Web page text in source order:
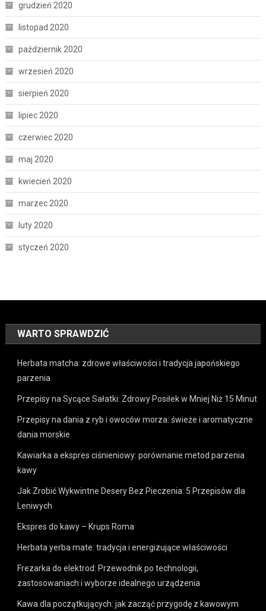
grudzień 2020
listopad 2020
październik 2020
wrzesień 2020
sierpień 2020
lipiec 2020
czerwiec 2020
maj 2020
kwiecień 2020
marzec 2020
luty 2020
styczeń 2020
WARTO SPRAWDZIĆ
Herbata matcha: zdrowe właściwości i tradycja japońskiego
parzenia
Przepisy na Sycące Sałatki: Zdrowy Posiłek w Mniej Niż 15 Minut
Przepisy na dania z ryb i owoców morza: świeże i aromatyczne
dania morskie
Kawiarka a ekspres ciśnieniowy: porównanie metod parzenia
kawy
Jak Zrobić Wykwintne Desery Bez Pieczenia: 5 Przepisów dla
Leniwych
Ekspres do kawy – Krups Roma
Herbata yerba mate: tradycja i energizujące właściwości
Frezarka do elektrod: Przewodnik po technologii,
zastosowaniach i wyborze idealnego urządzenia
Kawa dla początkujących: jak zacząć przygodę z kawowym